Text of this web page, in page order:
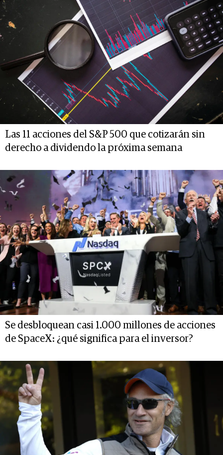
Las 11 acciones del S&P 500 que cotizarán sin
derecho a dividendo la próxima semana
Se desbloquean casi 1.000 millones de acciones
de SpaceX: ¿qué significa para el inversor?